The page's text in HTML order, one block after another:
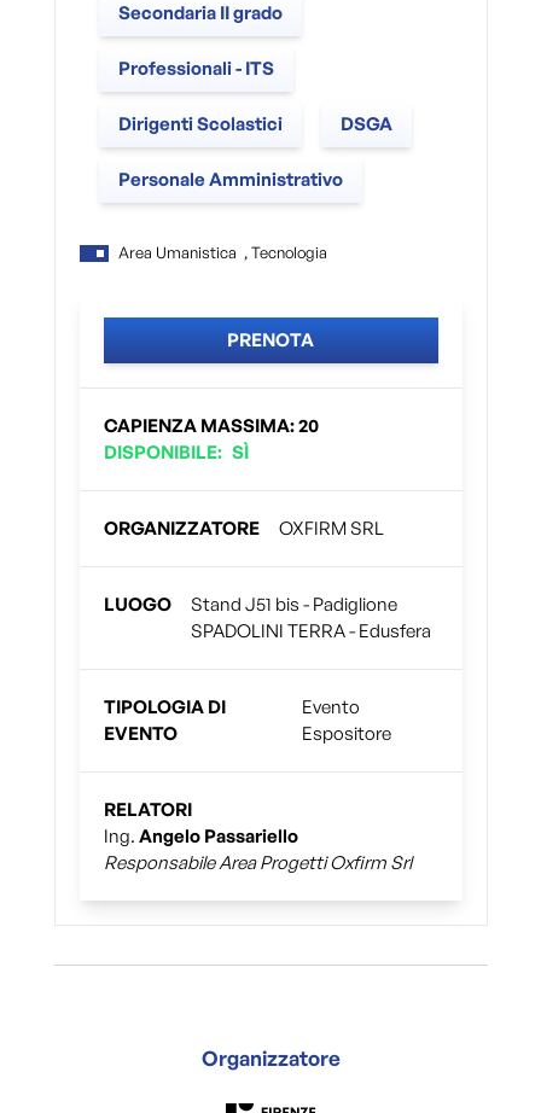
Secondaria II grado
Professionali - ITS
Dirigenti Scolastici DSGA
Personale Amministrativo
Area Umanistica , Tecnologia
PRENOTA
CAPIENZA MASSIMA:20
DISPONIBILE: SÌ
ORGANIZZATORE OXFIRM SRL
LUOGO
Stand J51 bis - Padiglione
SPADOLINI TERRA - Edusfera
TIPOLOGIA DI
EVENTO
Evento
Espositore
RELATORI
Ing. Angelo Passariello
Responsabile Area Progetti Oxfirm Srl
Organizzatore